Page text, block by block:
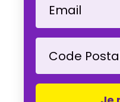
Email
Code